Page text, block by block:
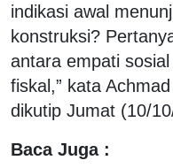
indikasi awal
konstruksi?
antara empati
fiskal,” kata
dikutip Jumat (10/
Baca Juga :